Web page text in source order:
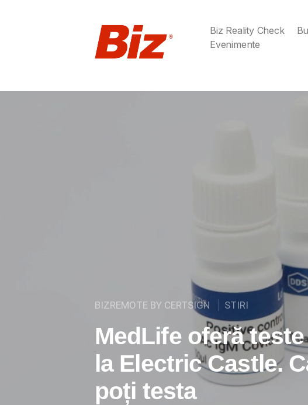
Biz Reality Check
Evenimente
BIZREMOTE BY CERTSIGN STIRI
MedLife oferă
la Electric Castle.
poți testa